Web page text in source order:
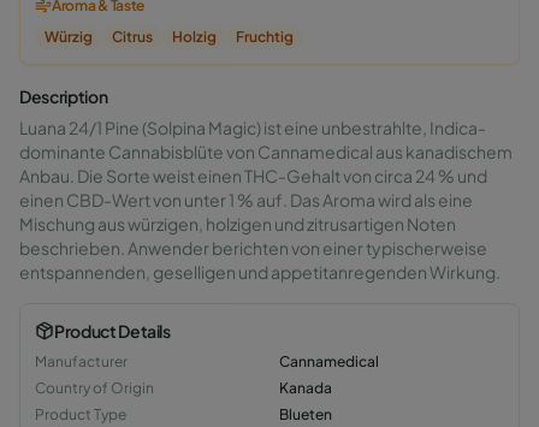
Aroma & Taste
Würzig
Citrus Holzig Fruchtig
Description
Luana 24/1 Pine (Solpina Magic) ist eine unbestrahlte, Indica-
dominante Cannabisblüte von Cannamedical aus kanadischem
Anbau. Die Sorte weist einen THC-Gehalt von circa 24 % und
einen CBD-Wert von unter 1 % auf. Das Aroma wird als eine
Mischung aus würzigen, holzigen und zitrusartigen Noten
beschrieben. Anwender berichten von einer typischerweise
entspannenden, geselligen und appetitanregenden Wirkung.
Product Details
Manufacturer
Cannamedical
Country of Origin
Kanada
Product Type
Blueten